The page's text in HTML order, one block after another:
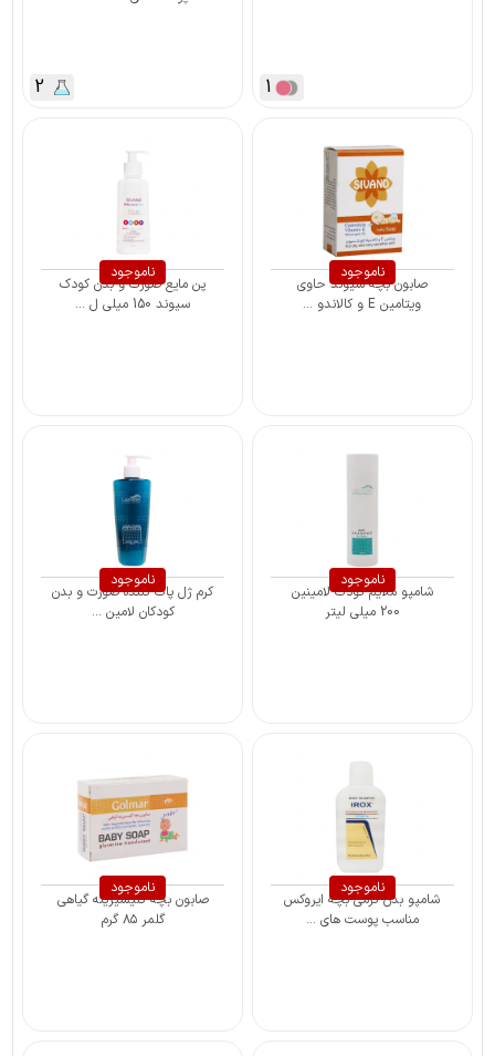
1
2
ناموجود
صابون بچه سیوند حاوی
ویتامین E و کالاندو ...
ناموجود
پن مایع صورت و بدن کودک
سیوند 150 میلی ل ...
ناموجود
شامپو ملایم کودک لامینین
200 میلی لیتر
ناموجود
کرم ژل پاک کننده صورت و بدن
کودکان لامین ...
ناموجود
شامپو بدن کرمی بچه ایروکس
مناسب پوست های ...
ناموجود
صابون بچه گلیسیرینه گیاهی
گلمر ۸۵ گرم